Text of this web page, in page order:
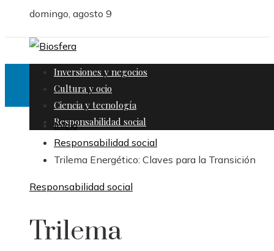
domingo, agosto 9
Inversiones y negocios
Cultura y ocio
Ciencia y tecnología
Responsabilidad social
Inicio
Responsabilidad social
Trilema Energético: Claves para la Transición
Responsabilidad social
Trilema